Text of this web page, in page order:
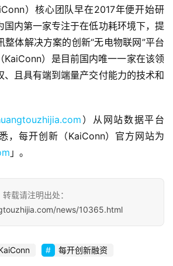
）核心团队早在2017年便开始研
国内第一家专注于在低功耗环境下，提
整体解决方案的创新“无电物联网”平台
KaiConn）是目前国内唯一一家在该领
、且具有端到端量产交付能力的技术和
）从网站数据平台
，每开创新（KaiConn）官方网站为
」。
载请注明出处：
news/10365.html
每开创新融资